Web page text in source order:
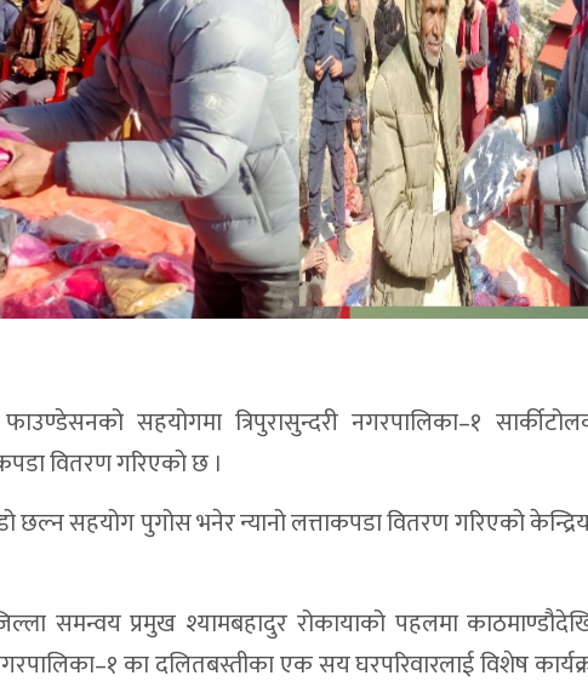
सहयोगमा त्रिपुरासुन्दरी नगरपालिका–१
वितरण गरिएको छ ।
छल्न सहयोग पुगोस भनेर न्यानो लत्ताकपडा वितरण गरिएको
समन्वय प्रमुख श्यामबहादुर रोकायाको पहलमा
का दलितबस्तीका एक सय घरपरिवारलाई विशेष